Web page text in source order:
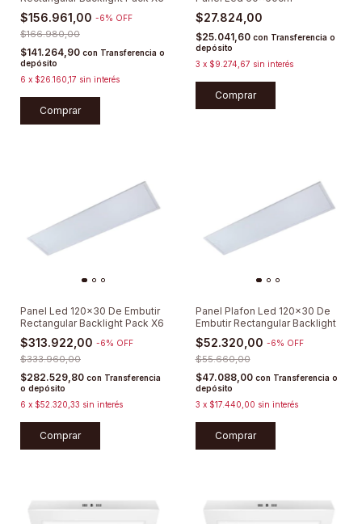
$156.961,00 -6% OFF
$166.980,00
$141.264,90 con Transferencia o
depósito
6 x $26.160,17 sin interés
Comprar
$27.824,00
$25.041,60 con Transferencia o
depósito
3 x $9.274,67 sin interés
Panel Led 120x30 De Embutir
Rectangular Backlight Pack X6
$313.922,00 -6% OFF
$333.960,00
$282.529,80 con Transferencia
o depósito
6 x $52.320,33 sin interés
Comprar
Panel Plafon Led 120x30 De
Embutir Rectangular Backlight
$52.320,00 -6% OFF
$55.660,00
$47.088,00 con Transferencia o
depósito
3 x $17.440,00 sin interés
Comprar